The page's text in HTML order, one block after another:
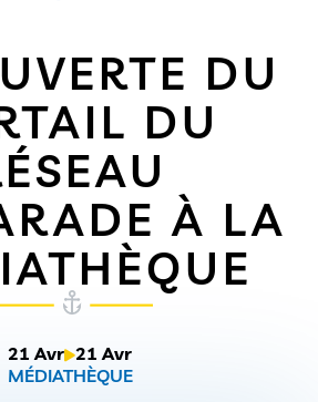
DU
DU
À LA
21 Avr 21 Avr
MÉDIATHÈQUE